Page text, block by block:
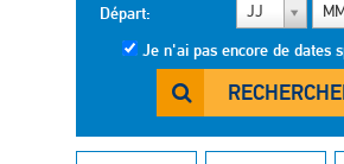
Départ: JJ
Je n'ai pas encore de dates